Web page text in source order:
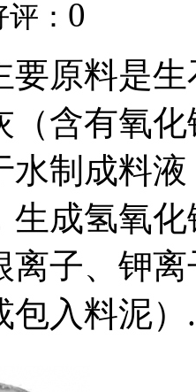
评： 0
要原料是
（含有氧
水制成料
生成氢氧
离子、钾
包入料泥）